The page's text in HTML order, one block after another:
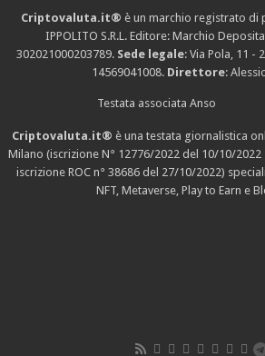
Criptovaluta.it® è un marchio registrato di
IPPOLITO S.R.L. Editore: Marchio
302021000203789. Sede legale: Via Pola, 11 -
14569041008. Direttore:
Testata associata Anso
Criptovaluta.it® è una testata giornalistica
Milano (iscrizione N° 12776/2022 del 10/10/2022
iscrizione ROC n° 38686 del 27/10/2022)
NFT, Metaverse, Play to Earn e